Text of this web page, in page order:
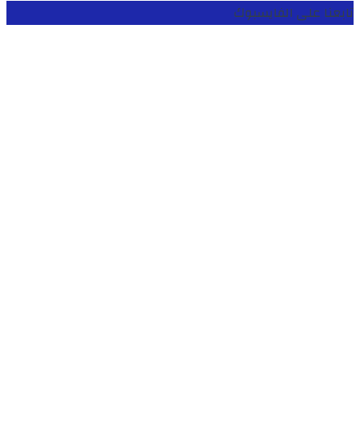
تابعنا على الفايسبوك